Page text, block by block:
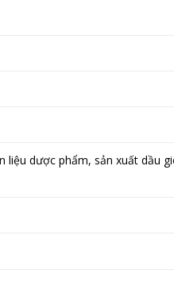
liệu dược phẩm, sản xuất dầu